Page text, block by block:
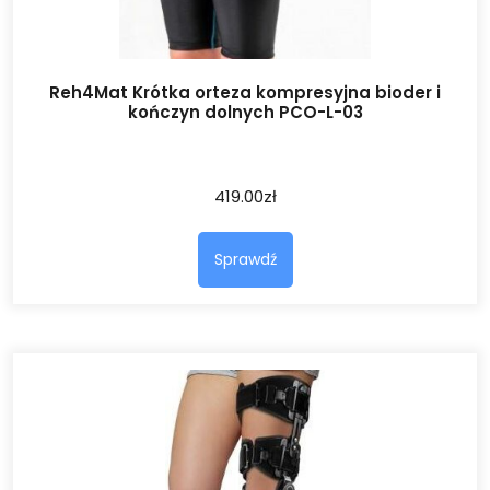
Reh4Mat Krótka orteza kompresyjna bioder i
kończyn dolnych PCO-L-03
419.00zł
Sprawdź